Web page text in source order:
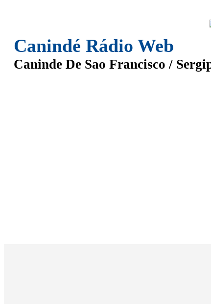
Canindé Rádio Web
Caninde De Sao Francisco /